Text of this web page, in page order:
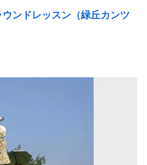
ンドレッスン（緑丘カンツ